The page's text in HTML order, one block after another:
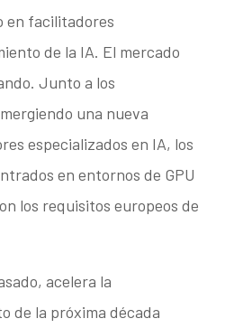
en facilitadores
de la IA. El mercado
Junto a los
una nueva
especializados en IA, los
en entornos de GPU
los requisitos europeos de
acelera la
de la próxima década